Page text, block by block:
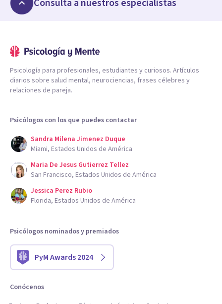
Consulta a nuestros especialistas
Psicología para profesionales, estudiantes y curiosos. Artículos
diarios sobre salud mental, neurociencias, frases célebres y
relaciones de pareja.
Psicólogos con los que puedes contactar
Sandra Milena Jimenez Duque
Miami, Estados Unidos de América
Maria De Jesus Gutierrez Tellez
San Francisco, Estados Unidos de América
Jessica Perez Rubio
Florida, Estados Unidos de América
Psicólogos nominados y premiados
PyM Awards 2024
Conócenos